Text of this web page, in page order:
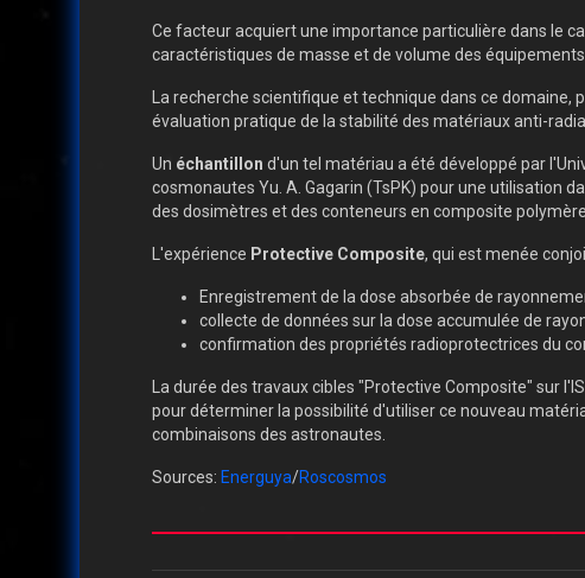
Ce facteur acquiert une importance particulière dans le
caractéristiques de masse et de volume des
La recherche scientifique et technique dans ce
évaluation pratique de la stabilité des matériaux anti-
Un échantillon d'un tel matériau a été développé par
cosmonautes Yu. A. Gagarin (TsPK) pour une utilisation
des dosimètres et des conteneurs en composite
L'expérience Protective Composite, qui est menée
Enregistrement de la dose absorbée de
collecte de données sur la dose accumulée de
confirmation des propriétés radioprotectrices du
La durée des travaux cibles "Protective Composite" sur
pour déterminer la possibilité d'utiliser ce nouveau
combinaisons des astronautes.
Sources: Energuya/Roscosmos